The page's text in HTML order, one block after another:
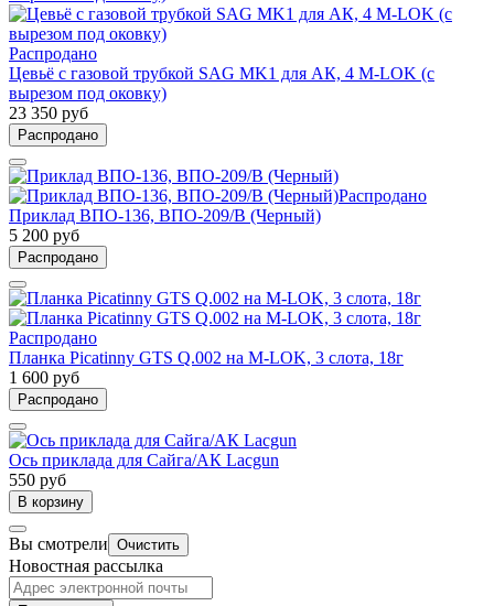
Распродано
Цевьё с газовой трубкой SAG MK1 для АК, 4 M-LOK (с
вырезом под оковку)
23 350 руб
Распродано
Распродано
Приклад ВПО-136, ВПО-209/B (Черный)
5 200 руб
Распродано
Распродано
Планка Picatinny GTS Q.002 на M-LOK, 3 слота, 18г
1 600 руб
Распродано
Ось приклада для Сайга/АК Lacgun
550 руб
В корзину
Вы смотрели Очистить
Новостная рассылка